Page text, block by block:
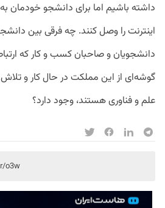
داشته باشیم اما برای دانشجو خودمان
اینترنت را وصل کنند. چه فرقی بین
دانشجویان و صاحبان کسب و کار که
گوشه‌ای از این مملکت در حال کار و تلاش
علم و فناوری هستند، ‌وجود دارد؟
o3w